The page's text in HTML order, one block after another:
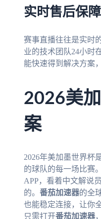
实时售后保
赛事直播往往是实时
业的技术团队24小时
能快速得到解决方案
2026美
案
2026年美加墨世界杯
的球队的每一场比赛
APP，看着中文解说
的。 番茄加速器的全
也能稳定连接，让你
只需打开番茄加速器